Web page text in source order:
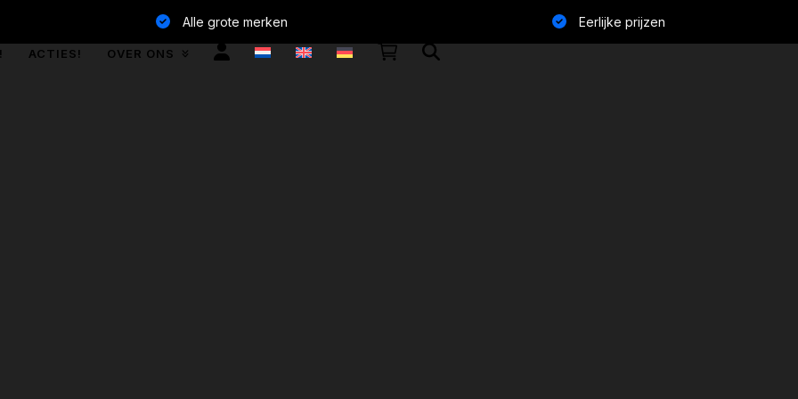
Alle grote merken Eerlijke prijzen
ACTIES! OVER ONS